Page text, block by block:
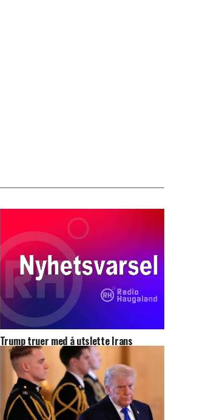
Trump truer med å utslette Irans
kraftverk, oljebrønner og
avsaltingsanlegg hvis ikke avtale inngås